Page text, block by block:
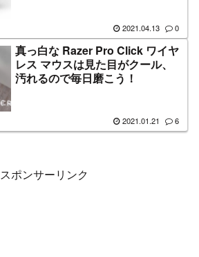
2021.04.13 0
真っ白な Razer Pro Click ワイヤ
レス マウスは見た目がクール、
汚れるので毎日磨こう！
2021.01.21 6
スポンサーリンク